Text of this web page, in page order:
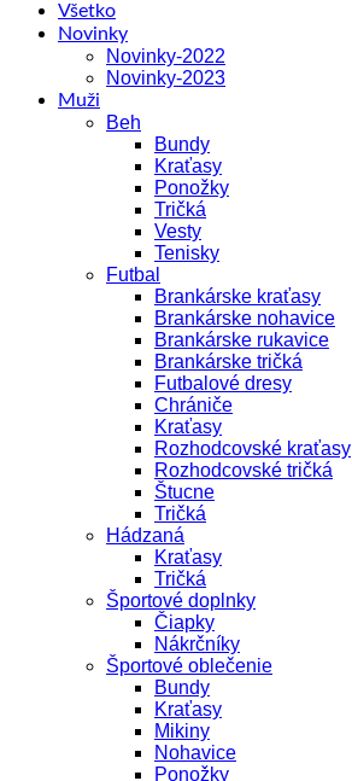
Všetko
Novinky
Novinky-2022
Novinky-2023
Muži
Beh
Bundy
Kraťasy
Ponožky
Tričká
Vesty
Tenisky
Futbal
Brankárske kraťasy
Brankárske nohavice
Brankárske rukavice
Brankárske tričká
Futbalové dresy
Chrániče
Kraťasy
Rozhodcovské kraťasy
Rozhodcovské tričká
Štucne
Tričká
Hádzaná
Kraťasy
Tričká
Športové doplnky
Čiapky
Nákrčníky
Športové oblečenie
Bundy
Kraťasy
Mikiny
Nohavice
Ponožky